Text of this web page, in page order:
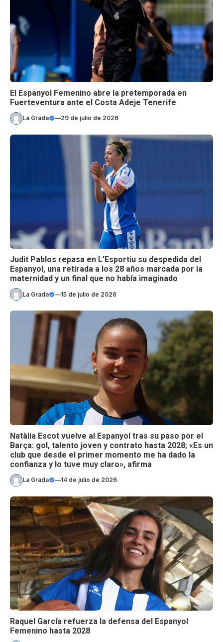
El Espanyol Femenino abre la pretemporada en
Fuerteventura ante el Costa Adeje Tenerife
La Grada —29 de julio de 2026
Judit Pablos repasa en L’Esportiu su despedida del
Espanyol, una retirada a los 28 años marcada por la
maternidad y un final que no había imaginado
La Grada —15 de julio de 2026
Natàlia Escot vuelve al Espanyol tras su paso por el
Barça: gol, talento joven y contrato hasta 2028; «Es un
club que desde el primer momento me ha dado la
confianza y lo tuve muy claro», afirma
La Grada —14 de julio de 2026
Raquel García refuerza la defensa del Espanyol
Femenino hasta 2028